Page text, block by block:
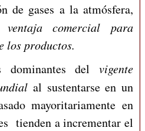
de gases a la atmósfera,
comercial para
los productos.
dominantes del vigente
al sustentarse en un
mayoritariamente en
tienden a incrementar el